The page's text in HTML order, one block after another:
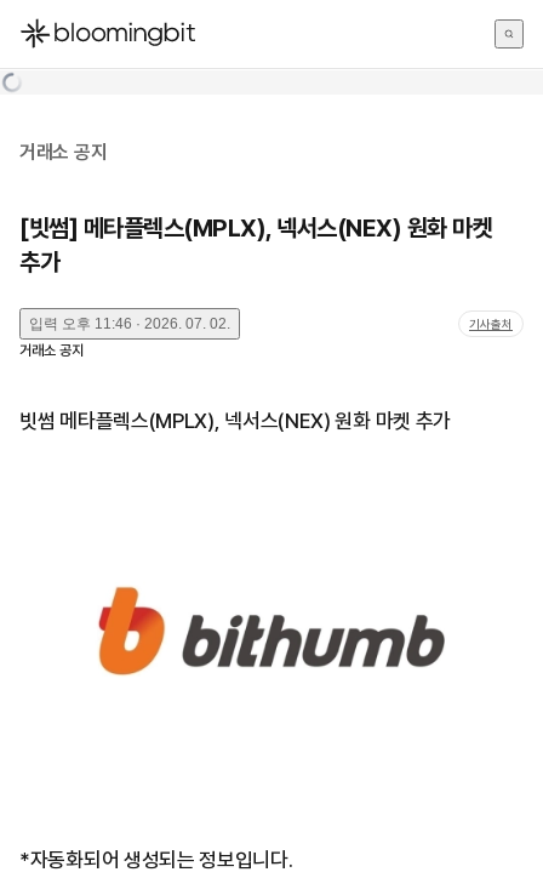
한국어
거래소 공지
[빗썸] 메타플렉스(MPLX), 넥서스(NEX) 원화 마켓
추가
입력 오후 11:46 · 2026. 07. 02. 기사출처
거래소 공지
빗썸 메타플렉스(MPLX), 넥서스(NEX) 원화 마켓 추가
*자동화되어 생성되는 정보입니다.